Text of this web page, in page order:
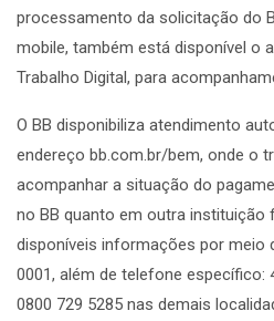
processamento da solicitação do
mobile, também está disponível o
Trabalho Digital, para
O BB disponibiliza atendimento
endereço bb.com.br/bem, onde o
acompanhar a situação do
no BB quanto em outra instituição
disponíveis informações por meio
0001, além de telefone específico:
0800 729 5285 nas demais